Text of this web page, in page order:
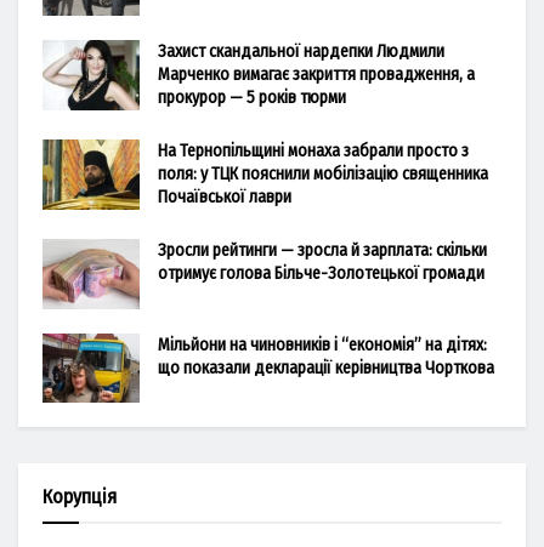
Захист скандальної нардепки Людмили
Марченко вимагає закриття провадження, а
прокурор — 5 років тюрми
На Тернопільщині монаха забрали просто з
поля: у ТЦК пояснили мобілізацію священника
Почаївської лаври
Зросли рейтинги — зросла й зарплата: скільки
отримує голова Більче-Золотецької громади
Мільйони на чиновників і “економія” на дітях:
що показали декларації керівництва Чорткова
Корупція